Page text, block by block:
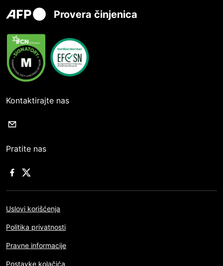
Provera činjenica
Kontaktirajte nas
Pratite nas
Uslovi korišćenja
Politika privatnosti
Pravne informacije
Postavke kolačića